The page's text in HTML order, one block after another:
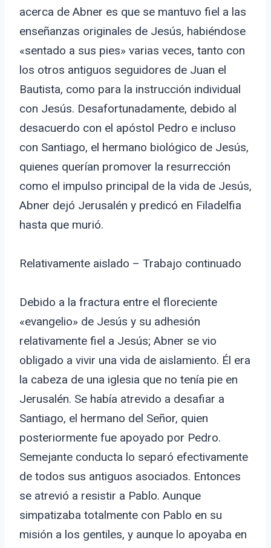
acerca de Abner es que se mantuvo fiel a las
enseñanzas originales de Jesús, habiéndose
«sentado a sus pies» varias veces, tanto con
los otros antiguos seguidores de Juan el
Bautista, como para la instrucción individual
con Jesús. Desafortunadamente, debido al
desacuerdo con el apóstol Pedro e incluso
con Santiago, el hermano biológico de Jesús,
quienes querían promover la resurrección
como el impulso principal de la vida de Jesús,
Abner dejó Jerusalén y predicó en Filadelfia
hasta que murió.
Relativamente aislado – Trabajo continuado
Debido a la fractura entre el floreciente
«evangelio» de Jesús y su adhesión
relativamente fiel a Jesús; Abner se vio
obligado a vivir una vida de aislamiento. Él era
la cabeza de una iglesia que no tenía pie en
Jerusalén. Se había atrevido a desafiar a
Santiago, el hermano del Señor, quien
posteriormente fue apoyado por Pedro.
Semejante conducta lo separó efectivamente
de todos sus antiguos asociados. Entonces
se atrevió a resistir a Pablo. Aunque
simpatizaba totalmente con Pablo en su
misión a los gentiles, y aunque lo apoyaba en